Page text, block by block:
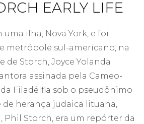
EARLY LIFE
ilha, Nova York, e foi
metrópole sul-americano, na
de Storch, Joyce Yolanda
assinada pela Cameo-
Filadélfia sob o pseudônimo
de herança judaica lituana,
Phil Storch, era um repórter da